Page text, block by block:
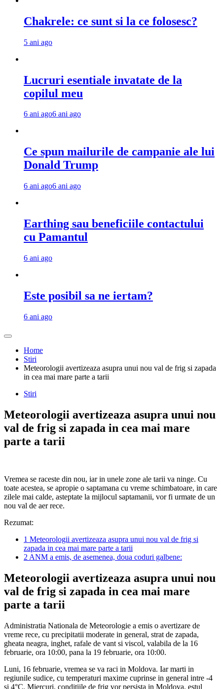
Chakrele: ce sunt si la ce folosesc?
5 ani ago
Lucruri esentiale invatate de la
copilul meu
6 ani ago6 ani ago
Ce spun mailurile de campanie ale lui
Donald Trump
6 ani ago6 ani ago
Earthing sau beneficiile contactului
cu Pamantul
6 ani ago
Este posibil sa ne iertam?
6 ani ago
Home
Stiri
Meteorologii avertizeaza asupra unui nou val de frig si zapada
in cea mai mare parte a tarii
Stiri
Meteorologii avertizeaza asupra unui nou
val de frig si zapada in cea mai mare
parte a tarii
Vremea se raceste din nou, iar in unele zone ale tarii va ninge. Cu
toate acestea, se apropie o saptamana cu vreme schimbatoare, in care
zilele mai calde, asteptate la mijlocul saptamanii, vor fi urmate de un
nou val de aer rece.
Rezumat:
1 Meteorologii avertizeaza asupra unui nou val de frig si
zapada in cea mai mare parte a tarii
2 ANM a emis, de asemenea, doua coduri galbene:
Meteorologii avertizeaza asupra unui nou
val de frig si zapada in cea mai mare
parte a tarii
Administratia Nationala de Meteorologie a emis o avertizare de
vreme rece, cu precipitatii moderate in general, strat de zapada,
gheata neagra, inghet, rafale de vant si viscol, valabila de la 16
februarie, ora 10:00, pana la 19 februarie, ora 10:00.
Luni, 16 februarie, vremea se va raci in Moldova. Iar marti in
regiunile sudice, cu temperaturi maxime cuprinse in general intre -4
si 4°C. Miercuri, conditiile de frig vor persista in Moldova, estul